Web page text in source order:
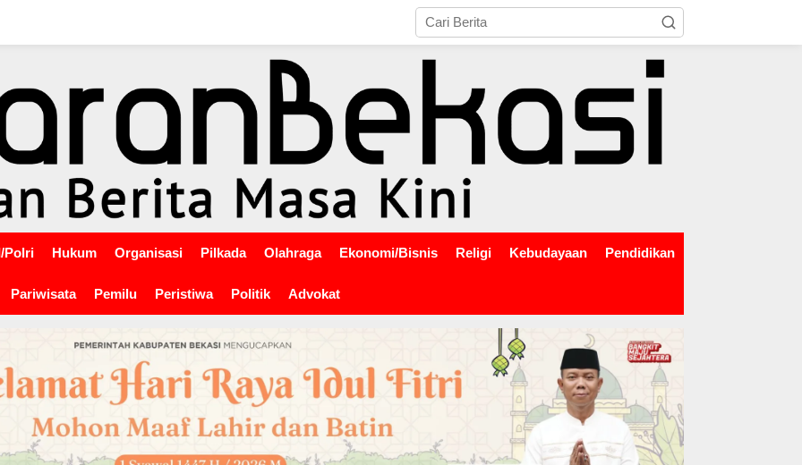
Polri Hukum Organisasi Pilkada Olahraga Ekonomi/Bisnis Religi Kebudayaan Pendidikan
Pariwisata Pemilu Peristiwa Politik Advokat